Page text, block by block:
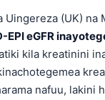
Uingereza (UK) na
EPI eGFR
kila kreatinini
nafuu, lakini